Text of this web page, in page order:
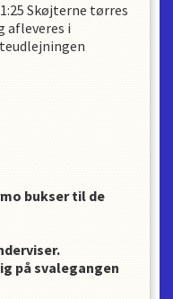
Skøjterne tørres
afleveres i
bukser til de
på svalegangen